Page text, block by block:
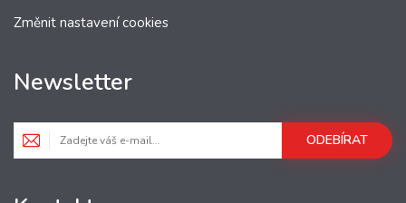
Změnit nastavení cookies
Newsletter
ODEBÍRAT